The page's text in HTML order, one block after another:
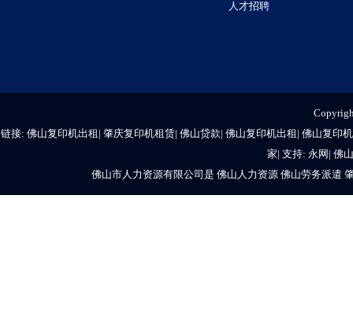
人才招聘
链接: 佛山复印机出租 | 肇庆复印机租赁| 佛山贷款| 佛山复印机出租 | 佛山复印
家| 支持: 永网 | 佛
佛山市人力资源有限公司是 佛山人力资源 佛山劳务派遣